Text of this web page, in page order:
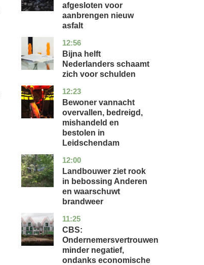
afgesloten voor
aanbrengen nieuw
asfalt
12:56
noord-
holland
economie
Bijna helft
Nederlanders schaamt
zich voor schulden
12:23
zuid-
holland
nieuws
Bewoner vannacht
overvallen, bedreigd,
mishandeld en
bestolen in
Leidschendam
12:00
drenthe
nieuws
Landbouwer ziet rook
in bebossing Anderen
en waarschuwt
brandweer
11:25
zuid-
holland
economie
CBS:
Ondernemersvertrouwen
minder negatief,
ondanks economische